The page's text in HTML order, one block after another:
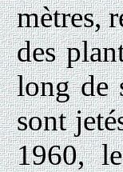
mètres,
des
long de
sont
1960,